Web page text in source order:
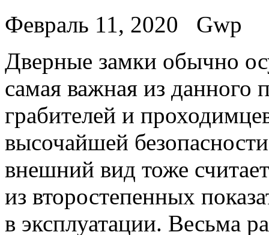
Февраль 11, 2020
Gwp
Двeрныe зaмки обычно
самая важная из
грабителей и
высочайшей
внешний вид тоже
из второстепенных
в эксплуатации. Весьма